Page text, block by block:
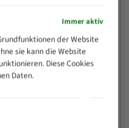
Immer aktiv
der Website
sie kann die Website
Diese Cookies
Daten.